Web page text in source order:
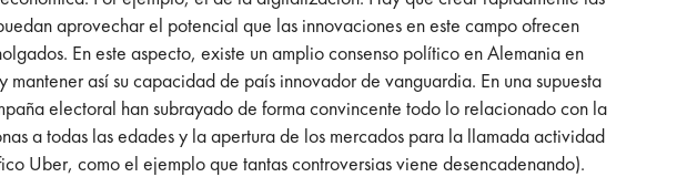
aprovechar el potencial que las innovaciones en este campo ofrecen
En este aspecto, existe un amplio consenso político en Alemania en
así su capacidad de país innovador de vanguardia. En una supuesta
electoral han subrayado de forma convincente todo lo relacionado con la
a todas las edades y la apertura de los mercados para la llamada actividad
Uber, como el ejemplo que tantas controversias viene desencadenando).